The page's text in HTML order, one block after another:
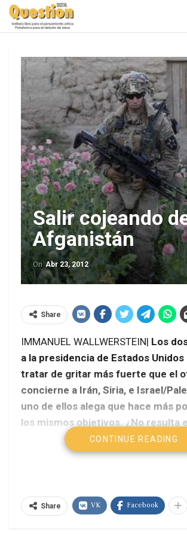
Salir cojeando
Afganistán
On Abr 23, 2012
Share
IMMANUEL WALLWERSTEIN| Los
a la presidencia de Estados
tratar de gritar más fuerte que el
concierne a Irán, Siria, e Israel/
uno de ellos alega que hace más
los mismos objetivos. ¿No resulta
extraño que al momento no haya
verbal en lo que concierne a
CONTINUE READING
Share VK Facebook